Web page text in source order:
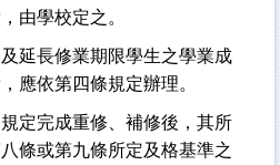
由學校定之。
延長修業期限學生之學業成
應依第四條規定辦理。
定完成重修、補修後，其所
條或第九條所定及格基準之